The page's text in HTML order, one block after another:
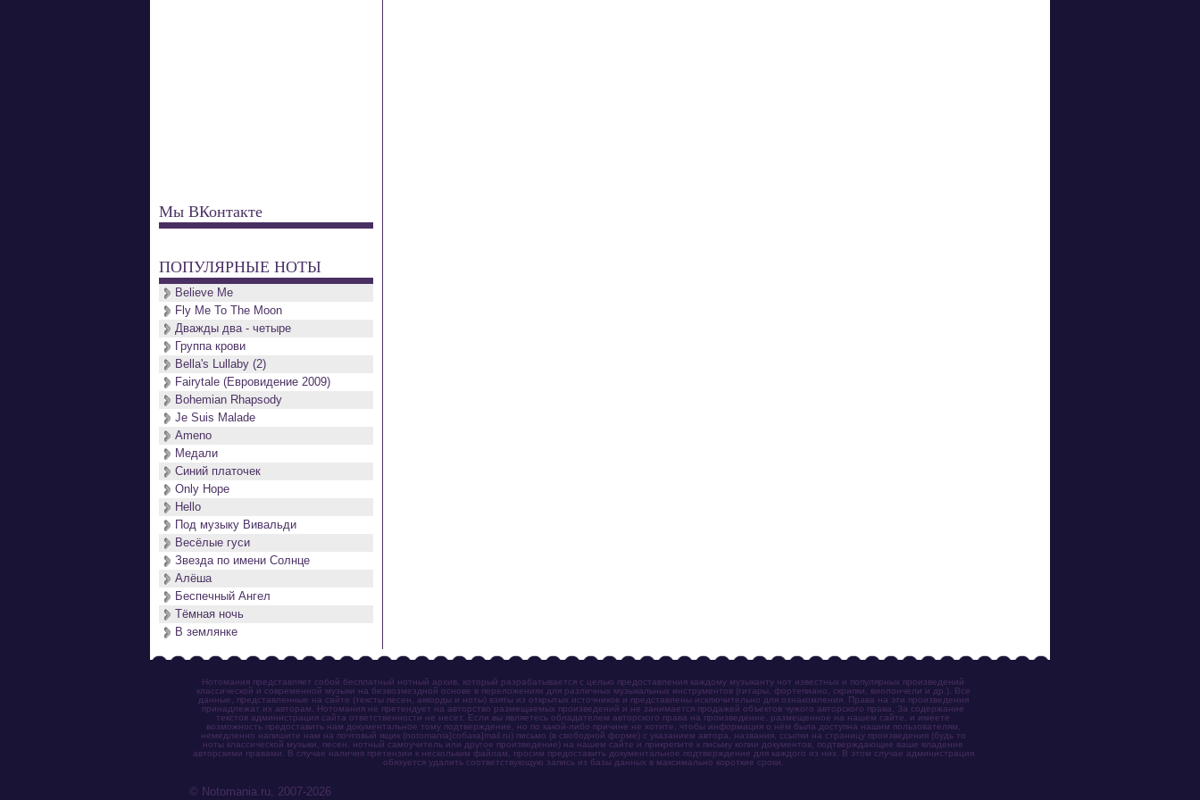
Мы ВКонтакте
ПОПУЛЯРНЫЕ НОТЫ
Believe Me
Fly Me To The Moon
Дважды два - четыре
Группа крови
Bella's Lullaby (2)
Fairytale (Евровидение 2009)
Bohemian Rhapsody
Je Suis Malade
Ameno
Медали
Синий платочек
Only Hope
Hello
Под музыку Вивальди
Весёлые гуси
Звезда по имени Солнце
Алёша
Беспечный Ангел
Тёмная ночь
В землянке
Нотомания представляет собой бесплатный нотный архив, который разрабатывается с целью предоставления каждому музыканту нот известных и популярных произведений
классической и современной музыки на безвозмездной основе в переложениях для различных музыкальных инструментов (гитары, фортепиано, скрипки, виолончели и др.). Все
данные, представленные на сайте (тексты песен, аккорды и ноты) взяты из открытых источников и представлены исключительно для ознакомления. Права на эти произведения
принадлежат их авторам. Нотомания не претендует на авторство размещаемых произведений и не занимается продажей объектов чужого авторского права. За содержание
текстов администрация сайта ответственности не несет. Если вы являетесь обладателем авторского права на произведение, размещенное на нашем сайте, и имеете
возможность предоставить нам документальное тому подтверждение, но по какой-либо причине не хотите, чтобы информация о нём была доступна нашим пользователям,
немедленно напишите нам на почтовый ящик (notomania[собака]mail.ru) письмо (в свободной форме) с указанием автора, названия, ссылки на страницу произведения (будь то
ноты классической музыки, песен, нотный самоучитель или другое произведение) на нашем сайте и прикрепите к письму копии документов, подтверждающие ваше владение
авторскими правами. В случае наличия претензии к нескольким файлам, просим предоставить документальное подтверждение для каждого из них. В этом случае администрация
обязуется удалить соответствующую запись из базы данных в максимально короткие сроки.
© Notomania.ru, 2007-2026